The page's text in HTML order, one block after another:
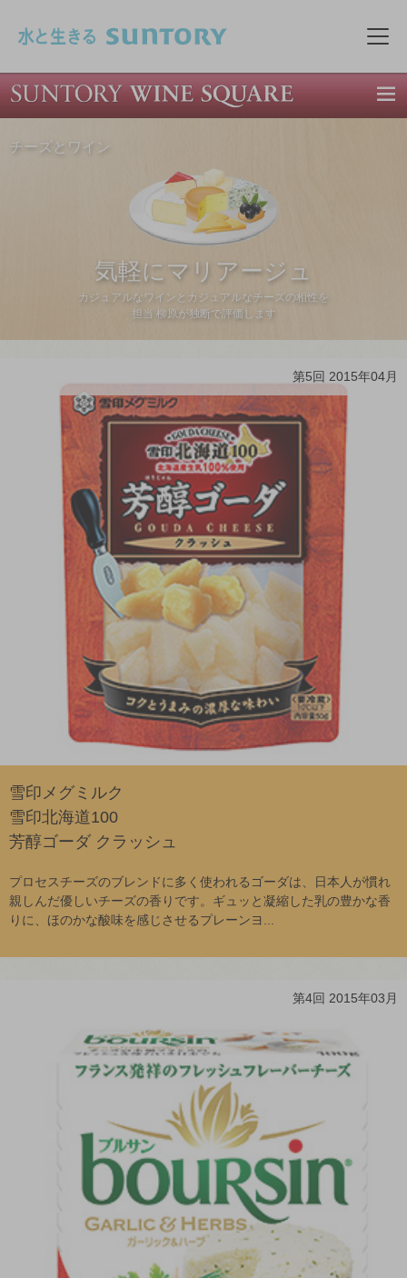
メ
チーズとワイン
気軽にマリアージュ
カジュアルなワインとカジュアルなチーズの相性を
担当 柳原が独断で評価します
第5回 2015年04月
雪印メグミルク
雪印北海道100
芳醇ゴーダ クラッシュ
プロセスチーズのブレンドに多く使われるゴーダは、日本人が慣れ
親しんだ優しいチーズの香りです。ギュッと凝縮した乳の豊かな香
りに、ほのかな酸味を感じさせるプレーンヨ...
第4回 2015年03月